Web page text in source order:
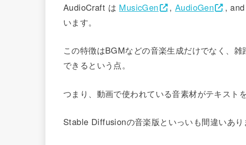
AudioCraft は MusicGen , AudioGen , and
います。
この特徴はBGMなどの音楽生成だけでなく、
できるという点。
つまり、動画で使われている音素材がテキスト
Stable Diffusionの音楽版といっいも間違いあり